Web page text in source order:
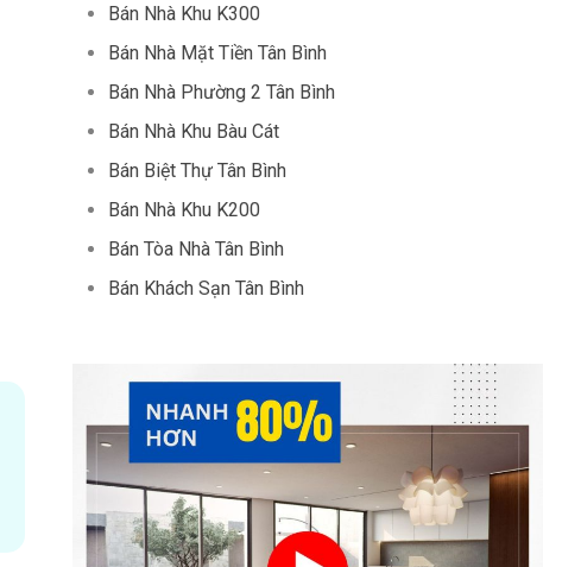
Bán Nhà Khu K300
Bán Nhà Mặt Tiền Tân Bình
Bán Nhà Phường 2 Tân Bình
Bán Nhà Khu Bàu Cát
Bán Biệt Thự Tân Bình
Bán Nhà Khu K200
Bán Tòa Nhà Tân Bình
Bán Khách Sạn Tân Bình